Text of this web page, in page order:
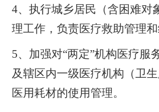
4、执行城乡居民（含困难对
理工作，负责医疗救助管理和
5、加强对“两定”机构医疗服
及辖区内一级医疗机构（卫
医用耗材的使用管理。